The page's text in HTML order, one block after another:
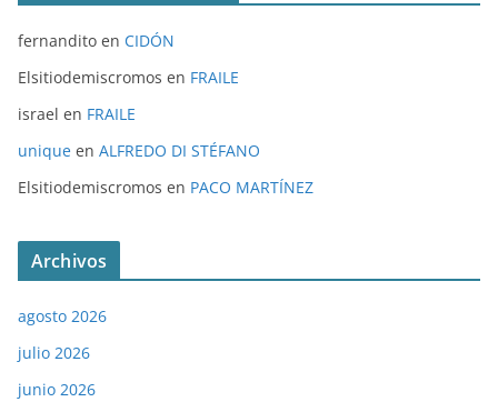
fernandito en CIDÓN
Elsitiodemiscromos en FRAILE
israel en FRAILE
unique en ALFREDO DI STÉFANO
Elsitiodemiscromos en PACO MARTÍNEZ
Archivos
agosto 2026
julio 2026
junio 2026